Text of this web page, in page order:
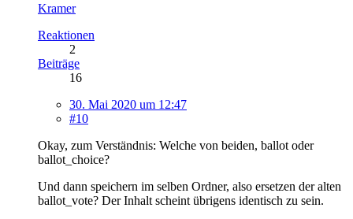
Kramer
Reaktionen
2
Beiträge
16
30. Mai 2020 um 12:47
#10
Okay, zum Verständnis: Welche von beiden, ballot oder
ballot_choice?
Und dann speichern im selben Ordner, also ersetzen der alten
ballot_vote? Der Inhalt scheint übrigens identisch zu sein.